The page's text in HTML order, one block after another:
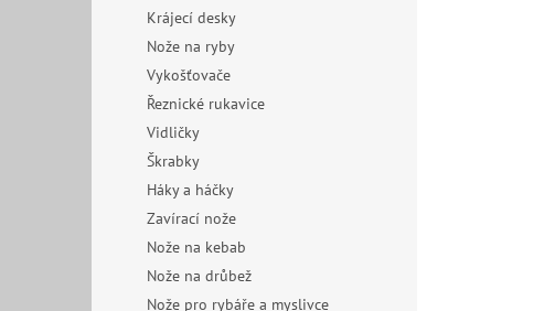
Krájecí desky
Nože na ryby
Vykošťovače
Řeznické rukavice
Vidličky
Škrabky
Háky a háčky
Zavírací nože
Nože na kebab
Nože na drůbež
Nože pro rybáře a myslivce